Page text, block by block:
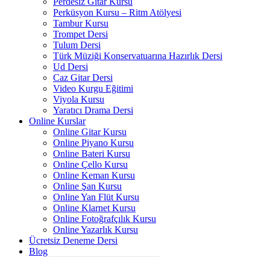
Perküsyon Kursu – Ritm Atölyesi
Tambur Kursu
Trompet Dersi
Tulum Dersi
Türk Müziği Konservatuarına Hazırlık Dersi
Ud Dersi
Caz Gitar Dersi
Video Kurgu Eğitimi
Viyola Kursu
Yaratıcı Drama Dersi
Online Kurslar
Online Gitar Kursu
Online Piyano Kursu
Online Bateri Kursu
Online Çello Kursu
Online Keman Kursu
Online Şan Kursu
Online Yan Flüt Kursu
Online Klarnet Kursu
Online Fotoğrafçılık Kursu
Online Yazarlık Kursu
Ücretsiz Deneme Dersi
Blog